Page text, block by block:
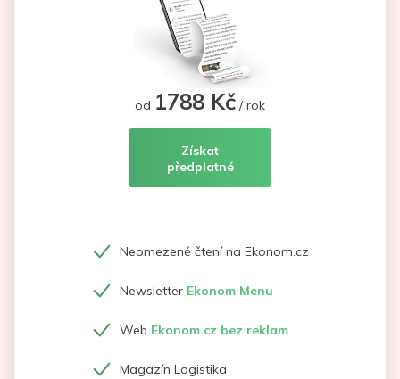
od 1788 Kč / rok
Získat
předplatné
Neomezené čtení na Ekonom.cz
Newsletter Ekonom Menu
Web Ekonom.cz bez reklam
Magazín Logistika